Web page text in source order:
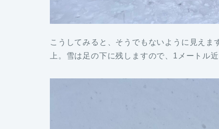
こうしてみると、そうでもないように見え
上。雪は足の下に残しますので、1メートル